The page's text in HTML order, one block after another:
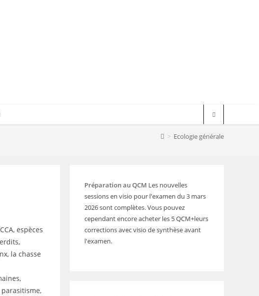
> Ecologie générale
espèces
la chasse
Préparation au QCM Les nouvelles
sessions en visio pour l'examen du 3 mars
2026 sont complètes. Vous pouvez
cependant encore acheter les 5 QCM+leurs
corrections avec visio de synthèse avant
l'examen.